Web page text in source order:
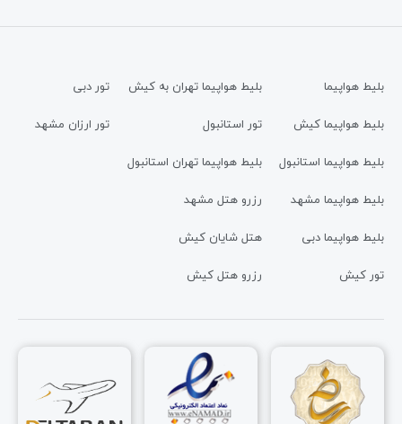
بلیط هواپیما
بلیط هواپیما کیش
بلیط هواپیما استانبول
بلیط هواپیما مشهد
بلیط هواپیما دبی
تور کیش
بلیط هواپیما تهران به کیش
تور استانبول
بلیط هواپیما تهران استانبول
رزرو هتل مشهد
هتل شایان کیش
رزرو هتل کیش
تور دبی
تور ارزان مشهد